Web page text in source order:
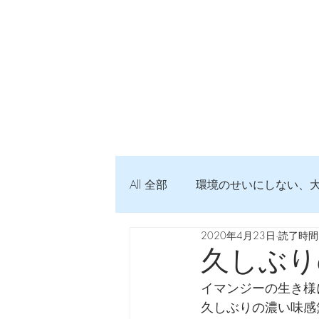
All 全部 環境のせいにしない、
弦交換の記録 DTM 始め
Imanjy Studio 使われているモノ
久しぶ
2020年4月23日 読了時
イマンジーの生き
久しぶりの濃い味感